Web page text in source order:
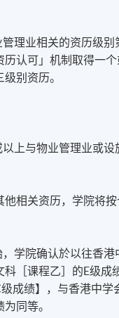
理业相关的资历级别
历认可」机制取得一
别资历。
以上与物业管理业或设
他相关资历，学院将
，学院确认於以往香
科［课程乙］的E级成
级成绩】，与香港中
同等。